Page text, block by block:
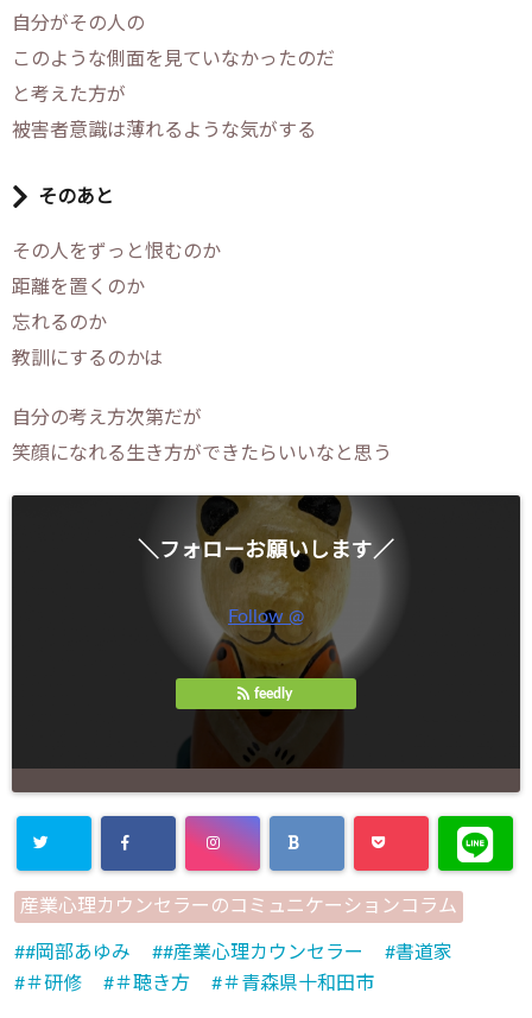
自分がその人の
このような側面を見ていなかったのだ
と考えた方が
被害者意識は薄れるような気がする
そのあと
その人をずっと恨むのか
距離を置くのか
忘れるのか
教訓にするのかは
自分の考え方次第だが
笑顔になれる生き方ができたらいいなと思う
＼フォローお願いします／
Follow @
feedly
産業心理カウンセラーのコミュニケーションコラム
#岡部あゆみ #産業心理カウンセラー
書道家
＃研修
＃聴き方 ＃青森県十和田市